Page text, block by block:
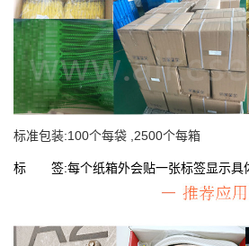
标准包装:100个每袋 ,2500个每箱
标 签:每个纸箱外会贴一张标签显示具